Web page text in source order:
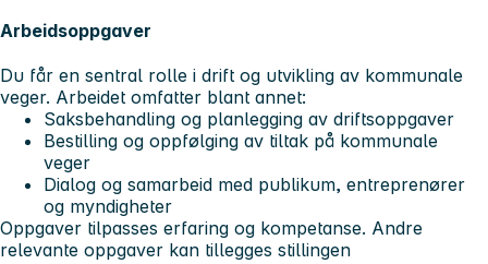
Arbeidsoppgaver
Du får en sentral rolle i drift og utvikling av kommunale
veger. Arbeidet omfatter blant annet:
Saksbehandling og planlegging av driftsoppgaver
Bestilling og oppfølging av tiltak på kommunale
veger
Dialog og samarbeid med publikum, entreprenører
og myndigheter
Oppgaver tilpasses erfaring og kompetanse. Andre
relevante oppgaver kan tillegges stillingen